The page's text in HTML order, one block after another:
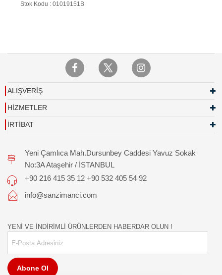
Stok Kodu : 01019151B
ALIŞVERİŞ
HİZMETLER
İRTİBAT
Yeni Çamlıca Mah.Dursunbey Caddesi Yavuz Sokak
No:3A Ataşehir / İSTANBUL
+90 216 415 35 12 +90 532 405 54 92
info@sanzimanci.com
YENİ VE İNDİRİMLİ ÜRÜNLERDEN HABERDAR OLUN !
Abone Ol